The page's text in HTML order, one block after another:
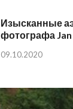
Изысканные
фотографа
09.10.2020